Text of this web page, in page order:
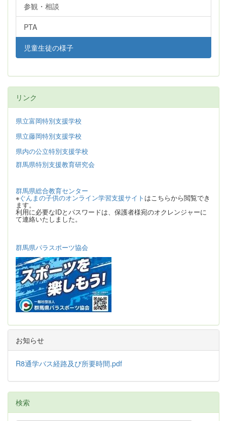
参観・相談
PTA
児童生徒の様子
リンク
県立富岡特別支援学校
県立藤岡特別支援学校
県内の公立特別支援学校
群馬県特別支援教育研究会
群馬県総合教育センター
※ぐんまの子供のオンライン学習支援サイト はこちらから閲覧でき
ます。
利用に必要なIDとパスワードは、保護者様宛のオクレンジャーに
て連絡いたしました。
群馬県パラスポーツ協会
お知らせ
R8通学バス経路及び所要時間.pdf
検索